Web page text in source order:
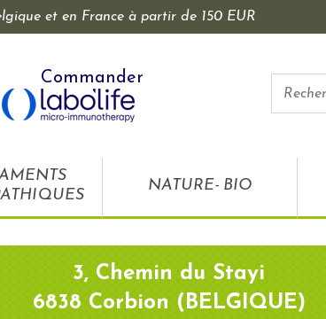
et en France à partir de 150 EUR
Commander
NATURE- BIO
3, Chemin du Stayi
6838 Corbion (BELGIQUE)